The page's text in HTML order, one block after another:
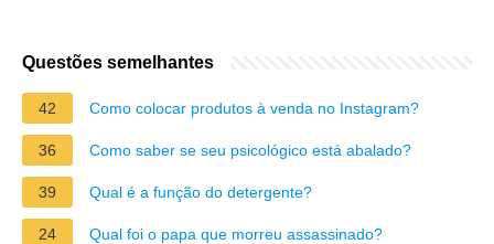
Questões semelhantes
42 Como colocar produtos à venda no Instagram?
36 Como saber se seu psicológico está abalado?
39 Qual é a função do detergente?
24 Qual foi o papa que morreu assassinado?